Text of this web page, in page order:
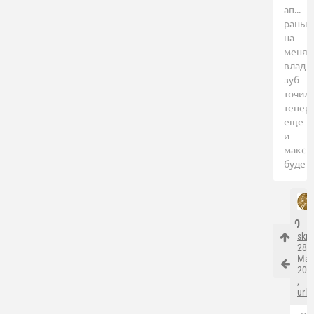
ап...
на
меня
влад
зуб
точил,
еще
и
макс
будет
0
skrt
28
Мая
,
url